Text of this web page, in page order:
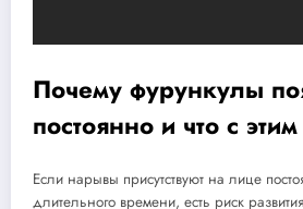
Почему фурункулы
постоянно и что с
Если нарывы присутствуют на лице
длительного времени, есть риск